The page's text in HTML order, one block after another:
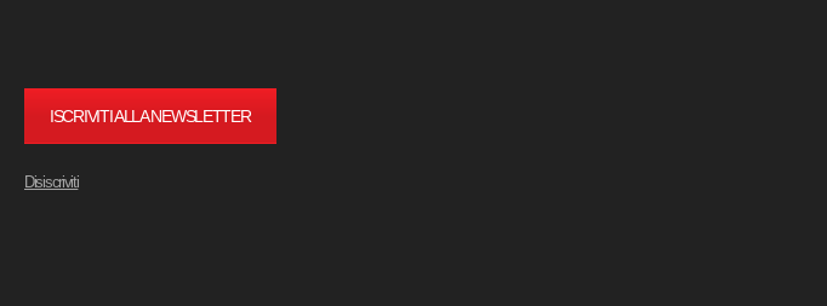
ISCRIVITI ALLA NEWSLETTER
Disiscriviti